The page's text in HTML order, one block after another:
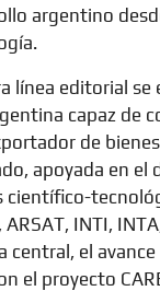
argentino
línea editorial se
capaz de
de
apoyada en el
científico-
ARSAT, INTI,
central, el
el proyecto